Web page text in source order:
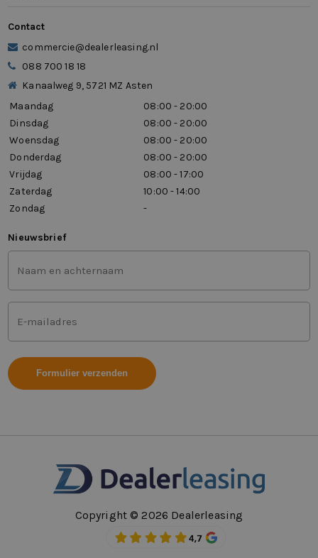
Contact
commercie@dealerleasing.nl
088 700 18 18
Kanaalweg 9, 5721 MZ Asten
Maandag
08:00 - 20:00
Dinsdag
08:00 - 20:00
Woensdag
08:00 - 20:00
Donderdag
08:00 - 20:00
Vrijdag
08:00 - 17:00
Zaterdag
10:00 - 14:00
Zondag
-
Nieuwsbrief
Voor-
en
achternaam
(Vereist)
Mailadres
(Vereist)
Copyright © 2026 Dealerleasing